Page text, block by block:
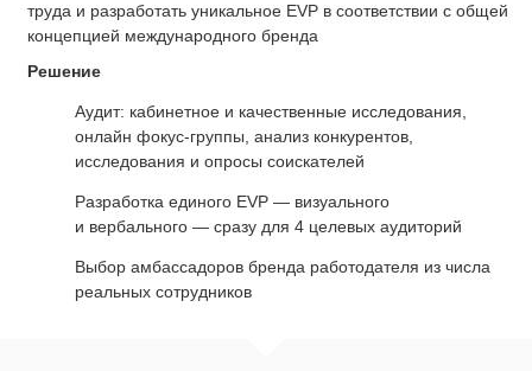
труда и разработать уникальное EVP в соответствии с общей
концепцией международного бренда
Решение
Аудит: кабинетное и качественные исследования,
онлайн фокус-группы, анализ конкурентов,
исследования и опросы соискателей
Разработка единого EVP — визуального
и вербального — сразу для 4 целевых аудиторий
Выбор амбассадоров бренда работодателя из числа
реальных сотрудников